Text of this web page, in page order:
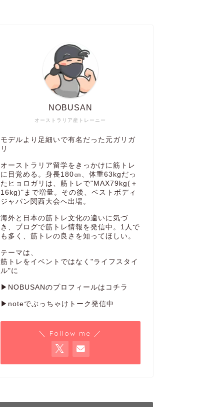
オーストラリア産トレーニー
NOBUSAN
モデルより足細いで有名だった元ガリガ
リ
オーストラリア留学をきっかけに筋トレ
に目覚める。身長180㎝、体重63kgだっ
たヒョロガリは、筋トレで"MAX79kg(＋
16kg)"まで増量。その後、ベストボディ
ジャパン関西大会へ出場。
海外と日本の筋トレ文化の違いに気づ
き、ブログで筋トレ情報を発信中。1人で
も多く、筋トレの良さを知ってほしい。
テーマは、
筋トレをイベントではなく"ライフスタイ
ル"に
▶NOBUSANのプロフィールはコチラ
▶noteでぶっちゃけトーク発信中
＼ Follow me ／